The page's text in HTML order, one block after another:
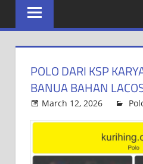
POLO DARI KSP
BANUA BAHAN
March 12, 2026